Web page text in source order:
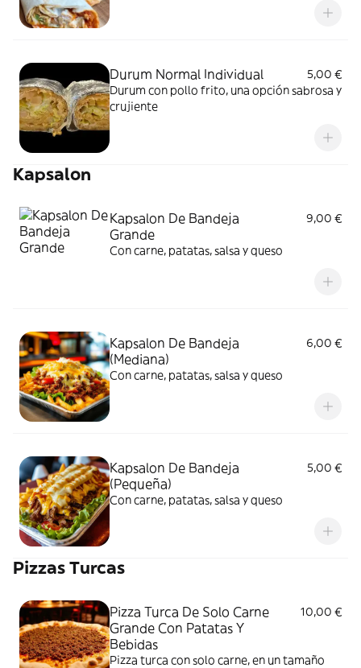
Durum Normal Individual
5,00 €
Durum con pollo frito, una opción sabrosa y
crujiente
Kapsalon
Kapsalon De Bandeja
Grande
9,00 €
Con carne, patatas, salsa y queso
Kapsalon De Bandeja
(Mediana)
6,00 €
Con carne, patatas, salsa y queso
Kapsalon De Bandeja
(Pequeña)
5,00 €
Con carne, patatas, salsa y queso
Pizzas Turcas
Pizza Turca De Solo Carne
Grande Con Patatas Y
Bebidas
10,00 €
Pizza turca con solo carne, en un tamaño